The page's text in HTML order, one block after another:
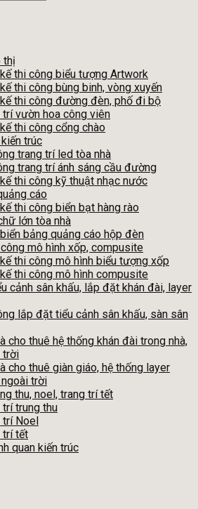
thị
thi công biểu tượng Artwork
thi công bùng binh, vòng xuyến
thi công đường đèn, phố đi bộ
trí vườn hoa công viên
thi công cổng chào
trúc
trang trí led tòa nhà
trang trí ánh sáng cầu đường
thi công kỹ thuật nhạc nước
cáo
thi công biển bạt hàng rào
lớn tòa nhà
biển bảng quảng cáo hộp đèn
mô hình xốp, compusite
thi công mô hình biểu tượng xốp
thi công mô hình compusite
cảnh sân khấu, lắp đặt khán đài, layer
lắp đặt tiểu cảnh sân khấu, sàn sân
cho thuê hệ thống khán đài trong nhà,
trời
cho thuê giàn giáo, hệ thống layer
trời
thu, noel, trang trí tết
trí trung thu
trí Noel
trí tết
quan kiến trúc